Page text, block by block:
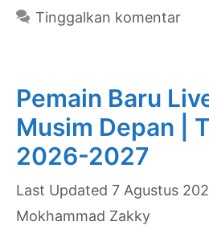
2026-
2027
Tinggalkan komentar
Pemain Baru
Musim Depan |
2026-2027
7 Agustus
Mokhammad Zakky